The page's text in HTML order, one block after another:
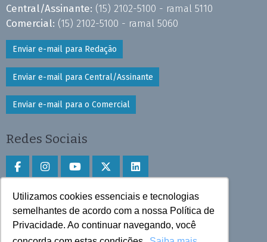
Utilizamos cookies essenciais e tecnologias
semelhantes de acordo com a nossa Política de
Privacidade. Ao continuar navegando, você
Central/Assinante: (15) 2102-5100 - ramal 5110
Comercial: (15) 2102-5100 - ramal 5060
Enviar e-mail para Redação
Enviar e-mail para Central/Assinante
Enviar e-mail para o Comercial
Redes Sociais
Faça download do aplicativo
Play Store e App Store